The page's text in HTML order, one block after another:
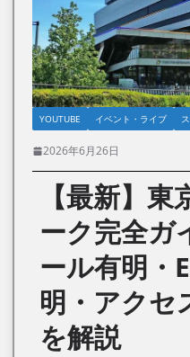
YOUTUBE イベント・ライブ
2026年6月26日
【最新】
ーク完全ガ
ール有明・
明・アクセ
を解説